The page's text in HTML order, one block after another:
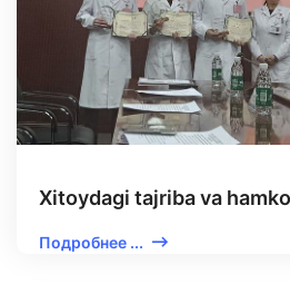
Xitoydagi tajriba va
Подробнее ...